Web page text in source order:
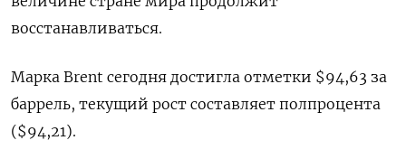
восстанавливаться.
Марка Brent сегодня достигла отметки $94,63 за
баррель, текущий рост составляет полпроцента
($94,21).